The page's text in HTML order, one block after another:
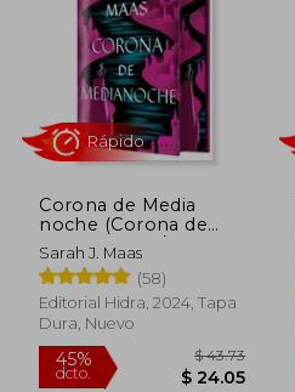
Rápido
Corona de Media
noche (Corona de
Medianoche / Trono
de Cristal 2)
Sarah J. Maas
(58)
Editorial Hidra, 2024, Tapa
Dura, Nuevo